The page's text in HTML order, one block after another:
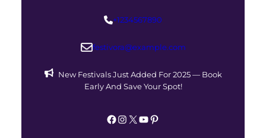
+1234567890
festivora@example.com
New Festivals Just Added For 2025 — Book
Early And Save Your Spot!
Facebook Instagram X YouTube Pinterest